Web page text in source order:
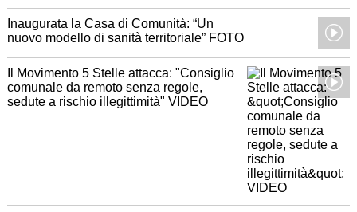
Inaugurata la Casa di Comunità: “Un
nuovo modello di sanità territoriale” FOTO
Il Movimento 5 Stelle attacca: "Consiglio
comunale da remoto senza regole,
sedute a rischio illegittimità" VIDEO